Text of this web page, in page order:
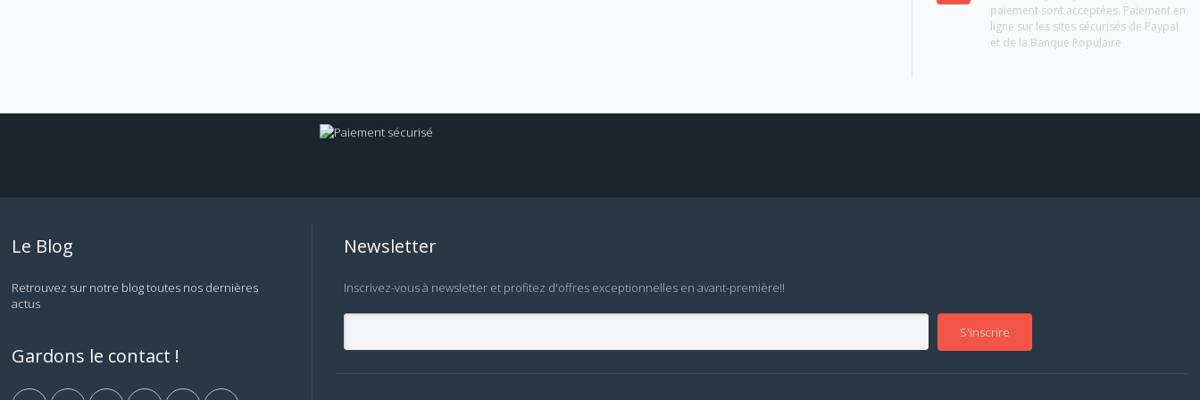
paiement sont acceptées. Paiement en
ligne sur les sites sécurisés de Paypal
et de la Banque Populaire
Le Blog
Retrouvez sur notre blog toutes nos dernières
actus
Gardons le contact !
Newsletter
Inscrivez-vous à newsletter et profitez d'offres exceptionnelles en avant-première!!
S'inscrire